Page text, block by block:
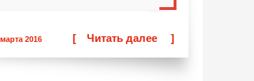
2016 [ Читать далее ]